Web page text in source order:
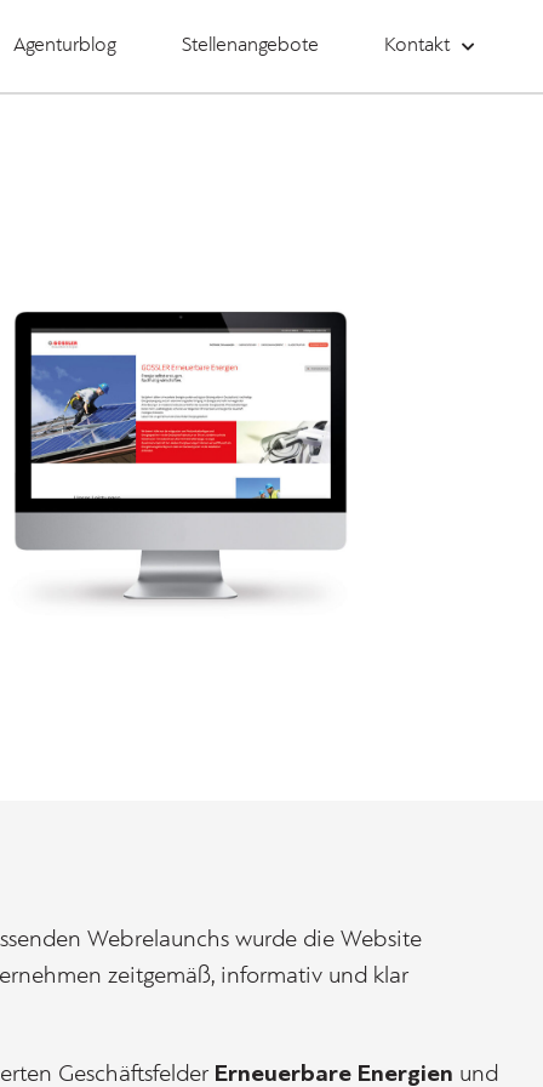
Agenturblog Stellenangebote Kontakt
Webrelaunchs wurde die Website
zeitgemäß, informativ und klar
Geschäftsfelder Erneuerbare Energien und